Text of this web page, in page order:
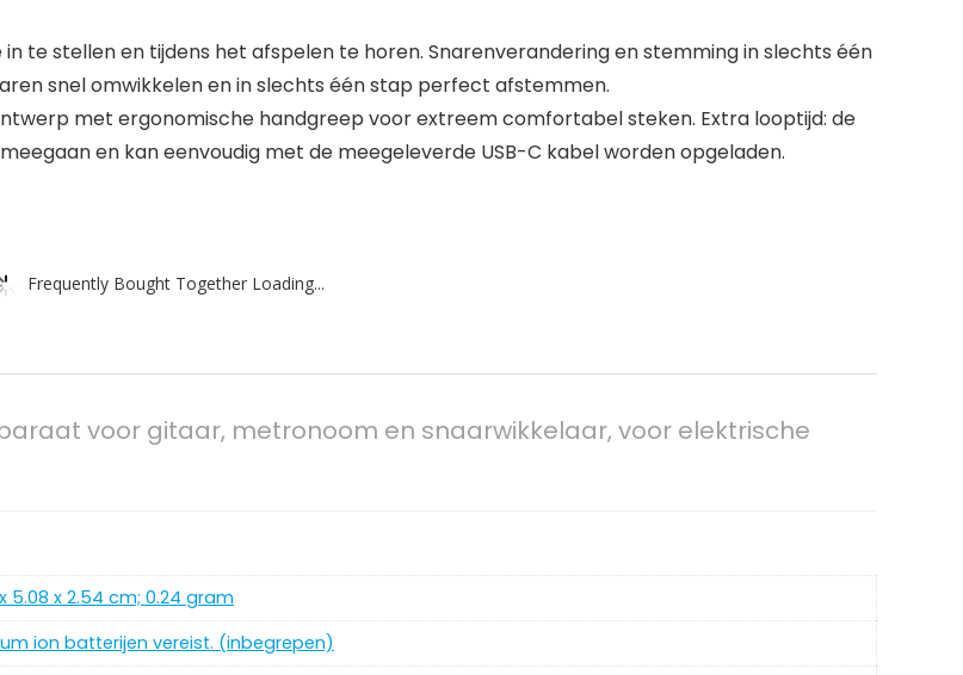
stellen en tijdens het afspelen te horen. Snarenverandering en stemming in slechts één
snel omwikkelen en in slechts één stap perfect afstemmen.
met ergonomische handgreep voor extreem comfortabel steken. Extra looptijd: de
en kan eenvoudig met de meegeleverde USB-C kabel worden opgeladen.
Frequently Bought Together Loading...
voor gitaar, metronoom en snaarwikkelaar, voor elektrische
5.08 x 2.54 cm; 0.24 gram
ion batterijen vereist. (inbegrepen)